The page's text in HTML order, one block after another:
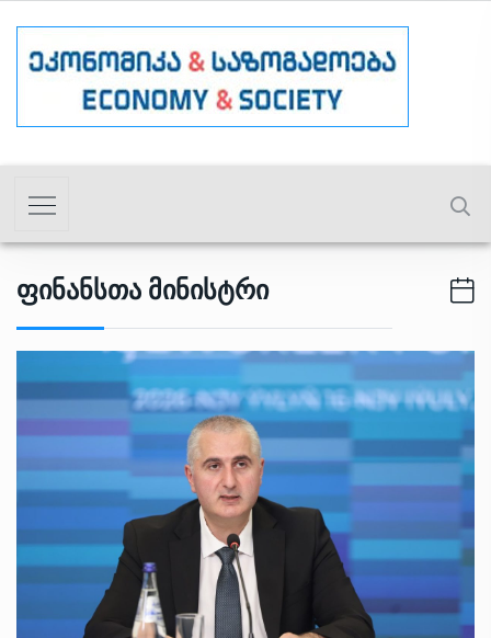
Ფინანსთა Მინისტრი